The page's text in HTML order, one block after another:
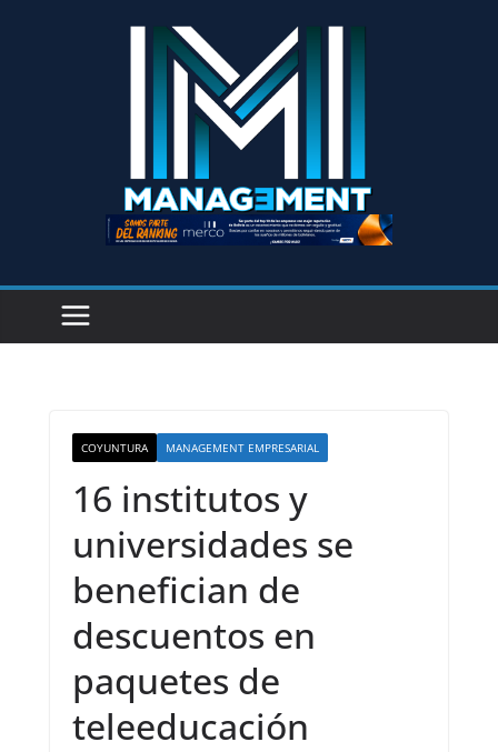
COYUNTURA MANAGEMENT EMPRESARIAL
16 institutos y
universidades se
benefician de
descuentos en
paquetes de
teleeducación